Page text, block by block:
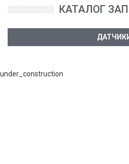
КАТАЛОГ
under_construction